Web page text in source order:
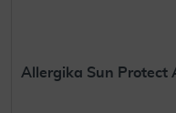
Allergika Sun Protect